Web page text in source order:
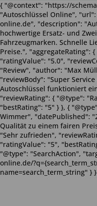
{ "@context": "https://
"Autoschlüssel Online",
online.de", "description":
hochwertige Ersatz- und
Fahrzeugmarken. Schnelle
Preise.", "aggregateRating":
"ratingValue": "5.0",
"Review", "author": "Max
"reviewBody": "Super
Autoschlüssel funktioniert
"reviewRating": { "@type":
"bestRating": "5" } }, {
Wimmer", "datePublished":
Qualität zu einem fairen
"Sehr zufrieden",
"ratingValue": "5",
"@type": "SearchAction",
online.de/
name=search_term_string" } }